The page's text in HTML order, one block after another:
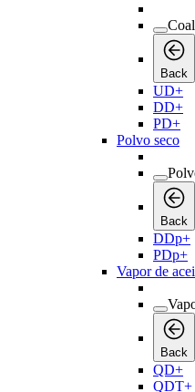
Back
UD+
DD+
PD+
Polvo seco
Back
DDp+
PDp+
Vapor de
Back
QD+
QDT+